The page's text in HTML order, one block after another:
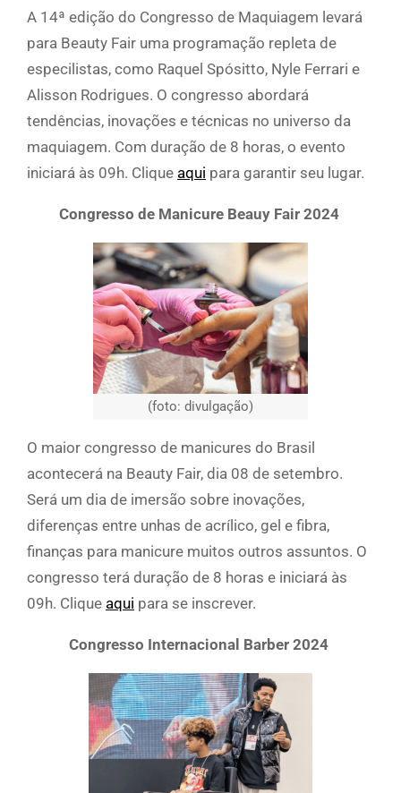
A 14ª edição do Congresso de Maquiagem levará
para Beauty Fair uma programação repleta de
especilistas, como Raquel Spósitto, Nyle Ferrari e
Alisson Rodrigues. O congresso abordará
tendências, inovações e técnicas no universo da
maquiagem. Com duração de 8 horas, o evento
iniciará às 09h. Clique aqui para garantir seu lugar.
Congresso de Manicure Beauy Fair 2024
(foto: divulgação)
O maior congresso de manicures do Brasil
acontecerá na Beauty Fair, dia 08 de setembro.
Será um dia de imersão sobre inovações,
diferenças entre unhas de acrílico, gel e fibra,
finanças para manicure muitos outros assuntos. O
congresso terá duração de 8 horas e iniciará às
09h. Clique aqui para se inscrever.
Congresso Internacional Barber 2024